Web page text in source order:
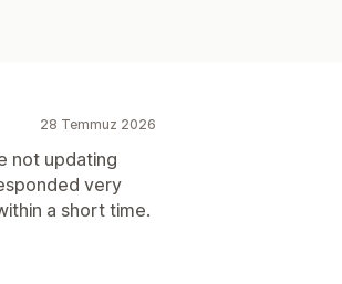
28 Temmuz 2026
not updating
very
a short time.